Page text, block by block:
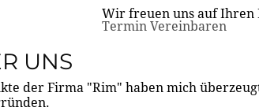
Wir freuen uns auf Ihren
Termin Vereinbaren
UNS
der Firma "Rim" haben mich